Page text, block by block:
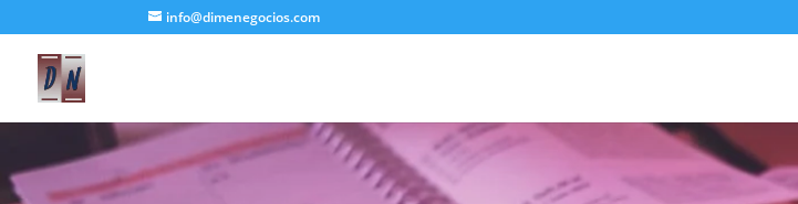
info@dimenegocios.com